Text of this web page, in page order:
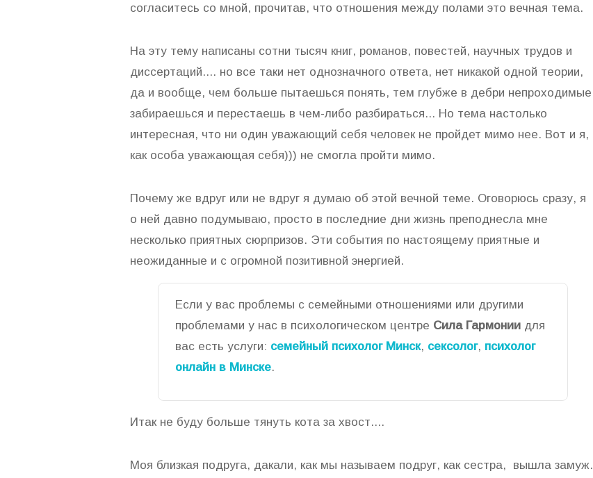
согласитесь со мной, прочитав, что отношения между полами это вечная тема.
На эту тему написаны сотни тысяч книг, романов, повестей, научных трудов и
диссертаций.... но все таки нет однозначного ответа, нет никакой одной теории,
да и вообще, чем больше пытаешься понять, тем глубже в дебри непроходимые
забираешься и перестаешь в чем-либо разбираться... Но тема настолько
интересная, что ни один уважающий себя человек не пройдет мимо нее. Вот и я,
как особа уважающая себя))) не смогла пройти мимо.
Почему же вдруг или не вдруг я думаю об этой вечной теме. Оговорюсь сразу, я
о ней давно подумываю, просто в последние дни жизнь преподнесла мне
несколько приятных сюрпризов. Эти события по настоящему приятные и
неожиданные и с огромной позитивной энергией.
Если у вас проблемы с семейными отношениями или другими
проблемами у нас в психологическом центре Сила Гармонии для
вас есть услуги: семейный психолог Минск, сексолог, психолог
онлайн в Минске.
Итак не буду больше тянуть кота за хвост....
Моя близкая подруга, дакали, как мы называем подруг, как сестра, вышла замуж.